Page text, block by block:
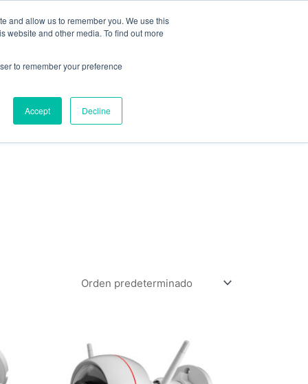
and allow us to remember you. We use this
website and other media. To find out more
to remember your preference
Accept Decline